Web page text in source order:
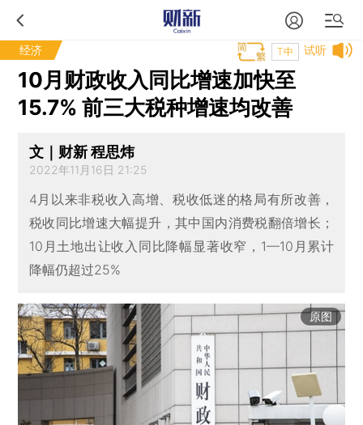
经济 试听
T中
10月财政收入同比增速加快至
15.7% 前三大税种增速均改善
文｜财新 程思炜
2022年11月16日 21:25
4月以来非税收入高增、税收低迷的格局有所改善，
税收同比增速大幅提升，其中国内消费税翻倍增长；
10月土地出让收入同比降幅显著收窄，1—10月累计
降幅仍超过25%
原图